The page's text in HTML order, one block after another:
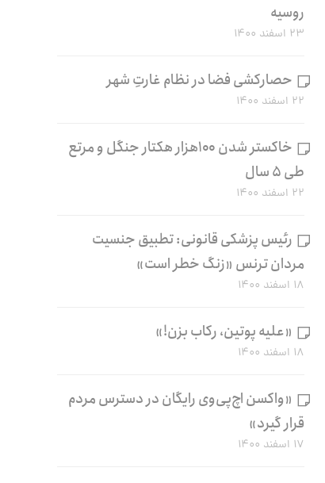
روسیه
۲۳ اسفند ۱۴۰۰
حصارکشی فضا در نظام غارتِ شهر
۲۲ اسفند ۱۴۰۰
خاکستر شدن ۱۰۰هزار هکتار جنگل و مرتع
طی ۵ سال
۲۲ اسفند ۱۴۰۰
رئیس پزشکی قانونی: تطبیق جنسیت
مردان ترنس «زنگ خطر است»
۱۸ اسفند ۱۴۰۰
«علیه پوتین، رکاب بزن!»
۱۸ اسفند ۱۴۰۰
«واکسن اچ‌پی‌وی رایگان در دسترس مردم
قرار گیرد»
۱۷ اسفند ۱۴۰۰